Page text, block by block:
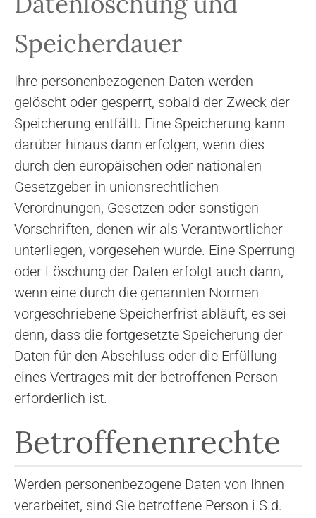
Speicherdauer
Ihre personenbezogenen Daten werden
gelöscht oder gesperrt, sobald der Zweck der
Speicherung entfällt. Eine Speicherung kann
darüber hinaus dann erfolgen, wenn dies
durch den europäischen oder nationalen
Gesetzgeber in unionsrechtlichen
Verordnungen, Gesetzen oder sonstigen
Vorschriften, denen wir als Verantwortlicher
unterliegen, vorgesehen wurde. Eine Sperrung
oder Löschung der Daten erfolgt auch dann,
wenn eine durch die genannten Normen
vorgeschriebene Speicherfrist abläuft, es sei
denn, dass die fortgesetzte Speicherung der
Daten für den Abschluss oder die Erfüllung
eines Vertrages mit der betroffenen Person
erforderlich ist.
Betroffenenrechte
Werden personenbezogene Daten von Ihnen
verarbeitet, sind Sie betroffene Person i.S.d.